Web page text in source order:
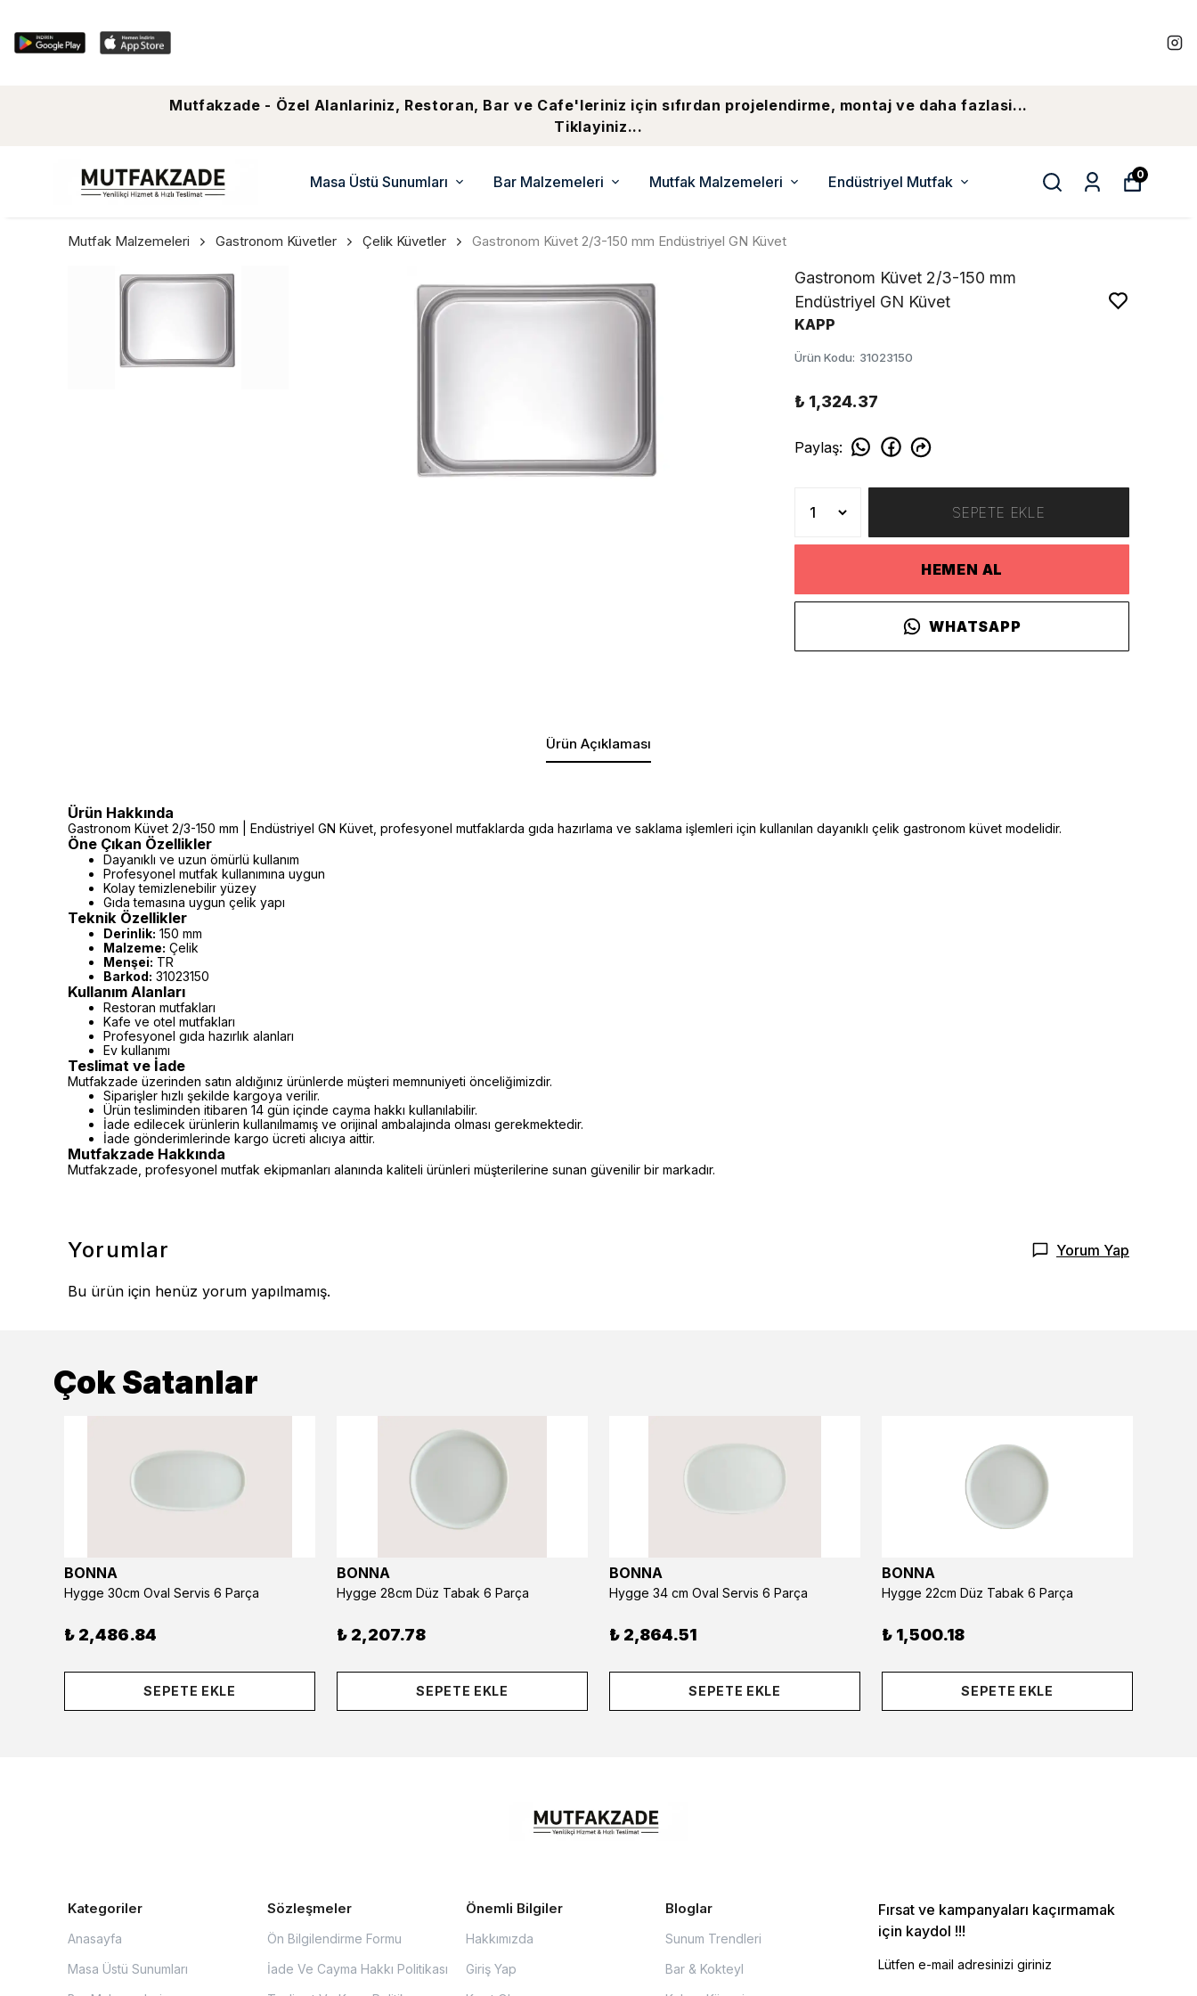
Mutfakzade - Özel Alanlariniz, Restoran, Bar ve Cafe'leriniz için sıfırdan projelendirme, montaj ve daha fazlasi...
Tiklayiniz...
Masa Üstü Sunumları Bar Malzemeleri Mutfak Malzemeleri Endüstriyel Mutfak 0
Mutfak Malzemeleri Gastronom Küvetler Çelik Küvetler Gastronom Küvet 2/3-150 mm Endüstriyel GN Küvet
Gastronom Küvet 2/3-150 mm
Endüstriyel GN Küvet
KAPP
Ürün Kodu: 31023150
₺ 1,324.37
Paylaş:
SEPETE EKLE
HEMEN AL
WHATSAPP
Ürün Açıklaması
Ürün Hakkında
Gastronom Küvet 2/3-150 mm | Endüstriyel GN Küvet, profesyonel mutfaklarda gıda hazırlama ve saklama işlemleri için kullanılan dayanıklı çelik gastronom küvet modelidir.
Öne Çıkan Özellikler
Dayanıklı ve uzun ömürlü kullanım
Profesyonel mutfak kullanımına uygun
Kolay temizlenebilir yüzey
Gıda temasına uygun çelik yapı
Teknik Özellikler
Derinlik: 150 mm
Malzeme: Çelik
Menşei: TR
Barkod: 31023150
Kullanım Alanları
Restoran mutfakları
Kafe ve otel mutfakları
Profesyonel gıda hazırlık alanları
Ev kullanımı
Teslimat ve İade
Mutfakzade üzerinden satın aldığınız ürünlerde müşteri memnuniyeti önceliğimizdir.
Siparişler hızlı şekilde kargoya verilir.
Ürün tesliminden itibaren 14 gün içinde cayma hakkı kullanılabilir.
İade edilecek ürünlerin kullanılmamış ve orijinal ambalajında olması gerekmektedir.
İade gönderimlerinde kargo ücreti alıcıya aittir.
Mutfakzade Hakkında
Mutfakzade, profesyonel mutfak ekipmanları alanında kaliteli ürünleri müşterilerine sunan güvenilir bir markadır.
Yorumlar Yorum Yap
Bu ürün için henüz yorum yapılmamış.
Çok Satanlar
BONNA
Hygge 30cm Oval Servis 6 Parça
₺ 2,486.84
SEPETE EKLE
BONNA
Hygge 28cm Düz Tabak 6 Parça
₺ 2,207.78
SEPETE EKLE
BONNA
Hygge 34 cm Oval Servis 6 Parça
₺ 2,864.51
SEPETE EKLE
BONNA
Hygge 22cm Düz Tabak 6 Parça
₺ 1,500.18
SEPETE EKLE
Kategoriler
Anasayfa
Masa Üstü Sunumları
Sözleşmeler
Ön Bilgilendirme Formu
İade Ve Cayma Hakkı Politikası
Önemli Bilgiler
Hakkımızda
Giriş Yap
Bloglar
Sunum Trendleri
Bar & Kokteyl
Fırsat ve kampanyaları kaçırmamak
için kaydol !!!
Lütfen e-mail adresinizi giriniz